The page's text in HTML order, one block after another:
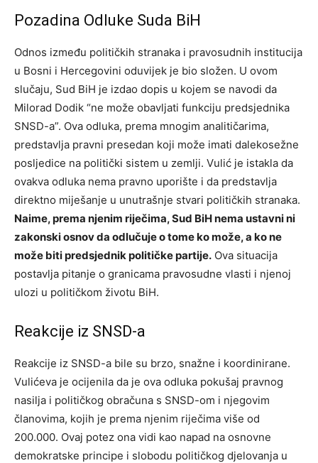
Pozadina Odluke Suda BiH
Odnos između političkih stranaka i pravosudnih institucija
u Bosni i Hercegovini oduvijek je bio složen. U ovom
slučaju, Sud BiH je izdao dopis u kojem se navodi da
Milorad Dodik “ne može obavljati funkciju predsjednika
SNSD-a”. Ova odluka, prema mnogim analitičarima,
predstavlja pravni presedan koji može imati dalekosežne
posljedice na politički sistem u zemlji. Vulić je istakla da
ovakva odluka nema pravno uporište i da predstavlja
direktno miješanje u unutrašnje stvari političkih stranaka.
Naime, prema njenim riječima, Sud BiH nema ustavni ni
zakonski osnov da odlučuje o tome ko može, a ko ne
može biti predsjednik političke partije. Ova situacija
postavlja pitanje o granicama pravosudne vlasti i njenoj
ulozi u političkom životu BiH.
Reakcije iz SNSD-a
Reakcije iz SNSD-a bile su brzo, snažne i koordinirane.
Vulićeva je ocijenila da je ova odluka pokušaj pravnog
nasilja i političkog obračuna s SNSD-om i njegovim
članovima, kojih je prema njenim riječima više od
200.000. Ovaj potez ona vidi kao napad na osnovne
demokratske principe i slobodu političkog djelovanja u